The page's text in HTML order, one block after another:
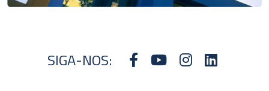
SIGA-NOS: